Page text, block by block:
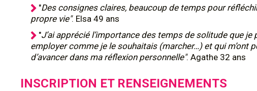
"Des consignes claires, beaucoup de temps pour
propre vie". Elsa 49 ans
"J’ai apprécié l’importance des temps de solitude que je
employer comme je le souhaitais (marcher…) et qui m’ont
d’avancer dans ma réflexion personnelle". Agathe 32 ans
INSCRIPTION ET RENSEIGNEMENTS